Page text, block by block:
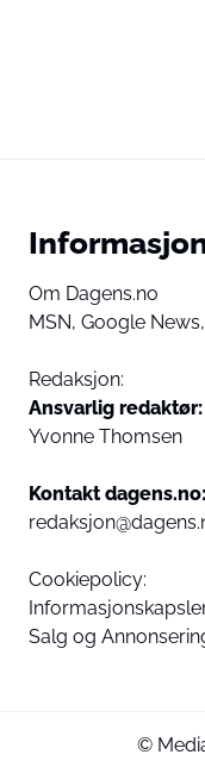
Om Dagens.no
MSN, Google News,
Redaksjon:
Ansvarlig redaktør:
Yvonne Thomsen
Kontakt dagens.no:
Cookiepolicy:
Salg og
©